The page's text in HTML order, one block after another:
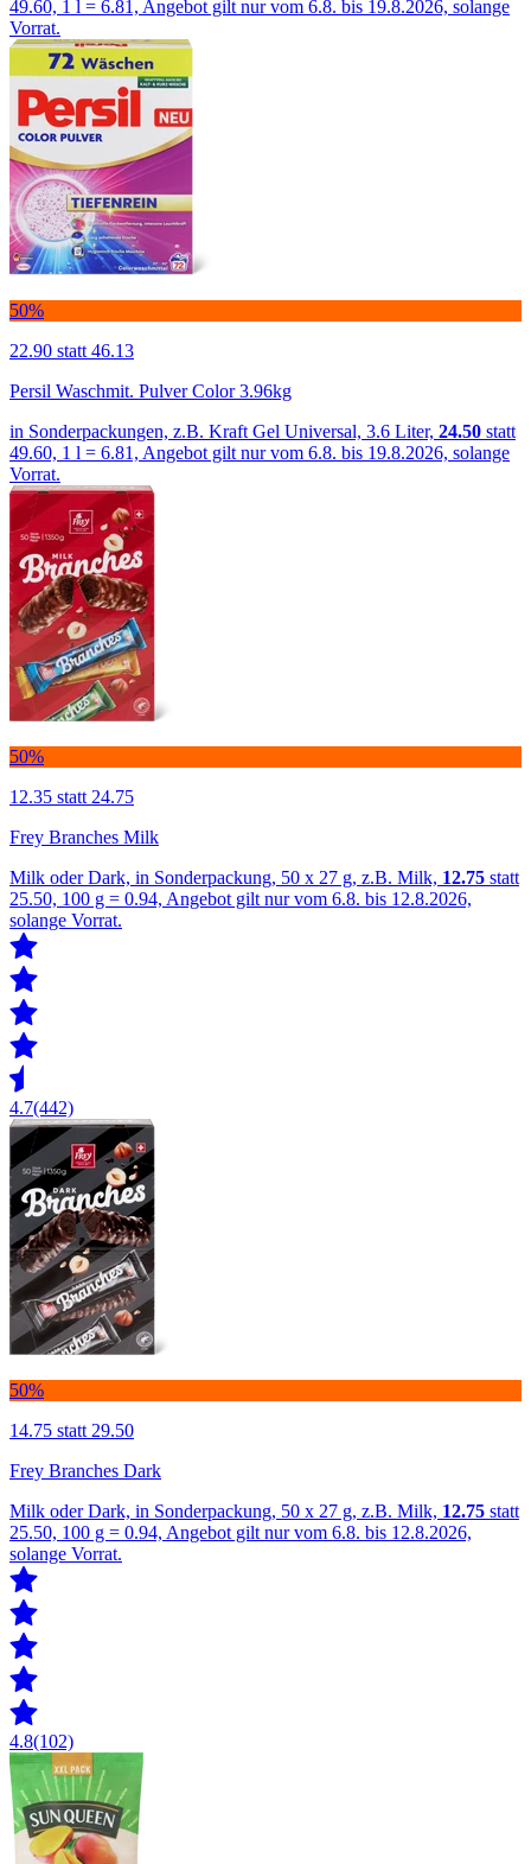
49.60, 1 l = 6.81, Angebot gilt nur vom 6.8. bis 19.8.2026, solange
Vorrat.
50%
22.90 statt 46.13
Persil Waschmit. Pulver Color 3.96kg
in Sonderpackungen, z.B. Kraft Gel Universal, 3.6 Liter, 24.50 statt
49.60, 1 l = 6.81, Angebot gilt nur vom 6.8. bis 19.8.2026, solange
Vorrat.
50%
12.35 statt 24.75
Frey Branches Milk
Milk oder Dark, in Sonderpackung, 50 x 27 g, z.B. Milk, 12.75 statt
25.50, 100 g = 0.94, Angebot gilt nur vom 6.8. bis 12.8.2026,
solange Vorrat.
4.7(442)
50%
14.75 statt 29.50
Frey Branches Dark
Milk oder Dark, in Sonderpackung, 50 x 27 g, z.B. Milk, 12.75 statt
25.50, 100 g = 0.94, Angebot gilt nur vom 6.8. bis 12.8.2026,
solange Vorrat.
4.8(102)